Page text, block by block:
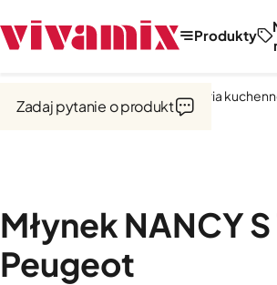
Produkty
Narzędzia i akcesoria
Młynek NANCY
Peugeot
Zadaj pytanie o produkt